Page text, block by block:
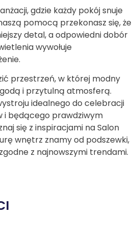
gdzie każdy pokój snuje
pomocą przekonasz się, że
detal, a odpowiedni dobór
wywołuje
przestrzeń, w której modny
i przytulną atmosferą.
idealnego do celebracji
i będącego prawdziwym
się z inspiracjami na Salon
wnętrz znamy od podszewki,
z najnowszymi trendami.